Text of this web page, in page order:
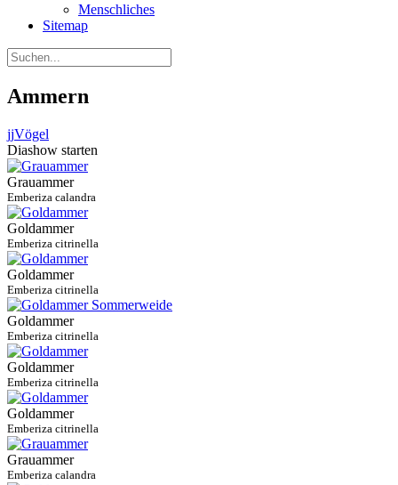
Menschliches
Sitemap
Ammern
jjVögel
Diashow starten
Grauammer
Emberiza calandra
Goldammer
Emberiza citrinella
Goldammer
Emberiza citrinella
Goldammer
Emberiza citrinella
Goldammer
Emberiza citrinella
Goldammer
Emberiza citrinella
Grauammer
Emberiza calandra